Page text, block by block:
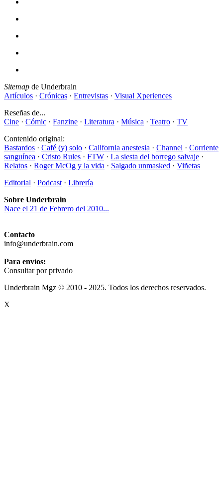
Sitemap de Underbrain
Artículos · Crónicas · Entrevistas · Visual Xperiences
Reseñas de...
Cine · Cómic · Fanzine · Literatura · Música · Teatro · TV
Contenido original:
Bastardos · Café (y) solo · California anestesia · Channel · Corriente
sanguínea · Cristo Rules · FTW · La siesta del borrego salvaje ·
Relatos · Roger McOg y la vida · Salgado unmasked · Viñetas
Editorial · Podcast · Librería
Sobre Underbrain
Nace el 21 de Febrero del 2010...
Contacto
info@underbrain.com
Para envíos:
Consultar por privado
Underbrain Mgz © 2010 - 2025. Todos los derechos reservados.
X